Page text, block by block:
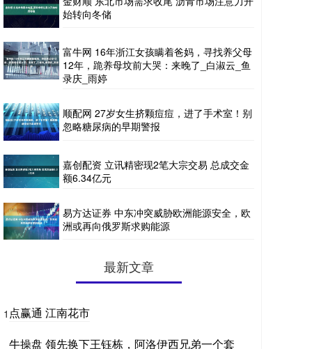
始转向冬储
富牛网 16年浙江女孩瞒着爸妈，寻找养父母
12年，跪养母坟前大哭：来晚了_白淑云_鱼
录庆_雨婷
顺配网 27岁女生挤颗痘痘，进了手术室！别
忽略糖尿病的早期警报
嘉创配资 立讯精密现2笔大宗交易 总成交金
额6.34亿元
易方达证券 中东冲突威胁欧洲能源安全，欧
洲或再向俄罗斯求购能源
最新文章
1 点赢通 江南花市
牛操盘 领先换下王钰栋，阿洛伊西兄弟一个套